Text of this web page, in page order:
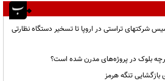
شرکتهای تراستی در اروپا تا تسخیر دستگاه نظارتی
بلوک در پروژه‌های مدرن شده است؟
بازگشایی تنگه هرمز